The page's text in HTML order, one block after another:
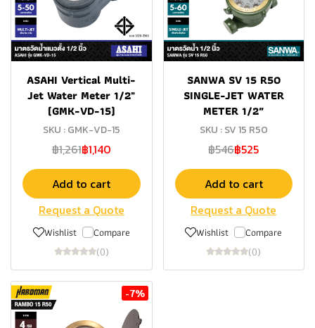
ASAHI Vertical Multi-
Jet Water Meter 1/2"
(GMK-VD-15)
SKU : GMK-VD-15
฿1,261฿1,140
Add to cart
Request a Quote
Wishlist Compare
(0)
SANWA SV 15 R50
SINGLE-JET WATER
METER 1/2″
SKU : SV 15 R50
฿546฿525
Add to cart
Request a Quote
Wishlist Compare
(0)
-7%